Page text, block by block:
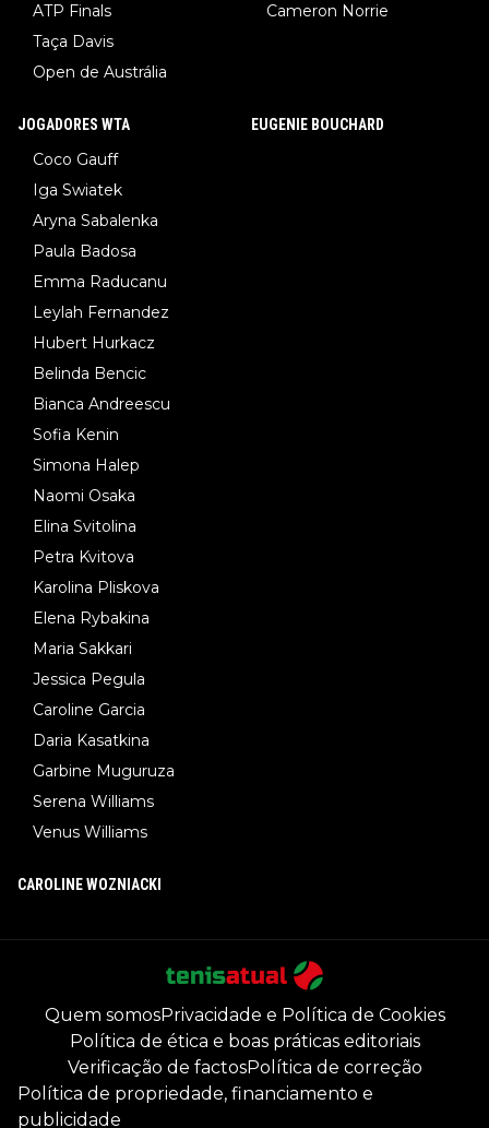
ATP Finals
Taça Davis
Open de Austrália
Cameron Norrie
JOGADORES WTA
Coco Gauff
Iga Swiatek
Aryna Sabalenka
Paula Badosa
Emma Raducanu
Leylah Fernandez
Hubert Hurkacz
Belinda Bencic
Bianca Andreescu
Sofia Kenin
Simona Halep
Naomi Osaka
Elina Svitolina
Petra Kvitova
Karolina Pliskova
Elena Rybakina
Maria Sakkari
Jessica Pegula
Caroline Garcia
Daria Kasatkina
Garbine Muguruza
Serena Williams
Venus Williams
EUGENIE BOUCHARD
CAROLINE WOZNIACKI
Quem somosPrivacidade e Política de Cookies
Política de ética e boas práticas editoriais
Verificação de factosPolítica de correção
Política de propriedade, financiamento e
publicidade